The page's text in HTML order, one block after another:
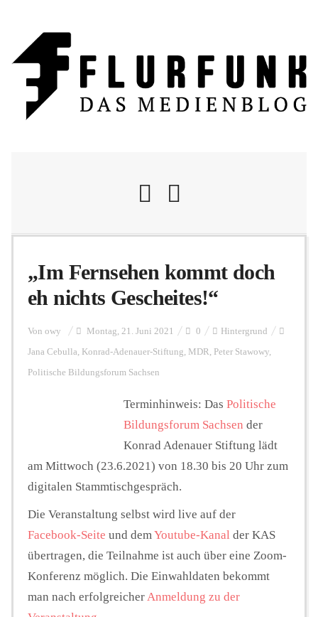
Nachrichten
Flurschelte
Personalien
Hintergrund
FUNKTURM-Beiträge
Podcast
Seminare
„Im Fernsehen kommt doch
eh nichts Gescheites!“
Von owy Montag, 21. Juni 2021 0 Hintergrund
Jana Cebulla, Konrad-Adenauer-Stiftung, MDR, Peter Stawowy,
Politische Bildungsforum Sachsen
Terminhinweis: Das Politische
Bildungsforum Sachsen der
Konrad Adenauer Stiftung lädt
am Mittwoch (23.6.2021) von 18.30 bis 20 Uhr zum
digitalen Stammtischgespräch.
Die Veranstaltung selbst wird live auf der
Facebook-Seite und demYoutube-Kanal der KAS
übertragen, die Teilnahme ist auch über eine Zoom-
Konferenz möglich. Die Einwahldaten bekommt
man nach erfolgreicherAnmeldung zu der